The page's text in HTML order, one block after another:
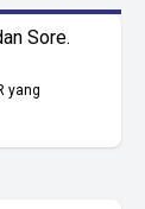
Sore.
yang